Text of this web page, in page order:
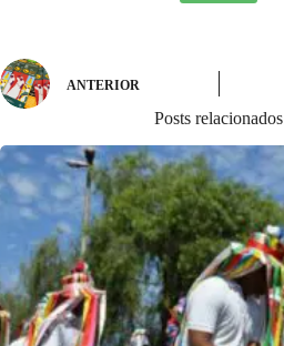
ANTERIOR
Posts relacionados